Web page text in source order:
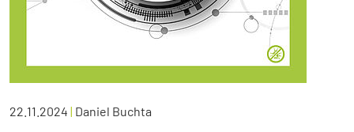
22.11.2024 | Daniel Buchta